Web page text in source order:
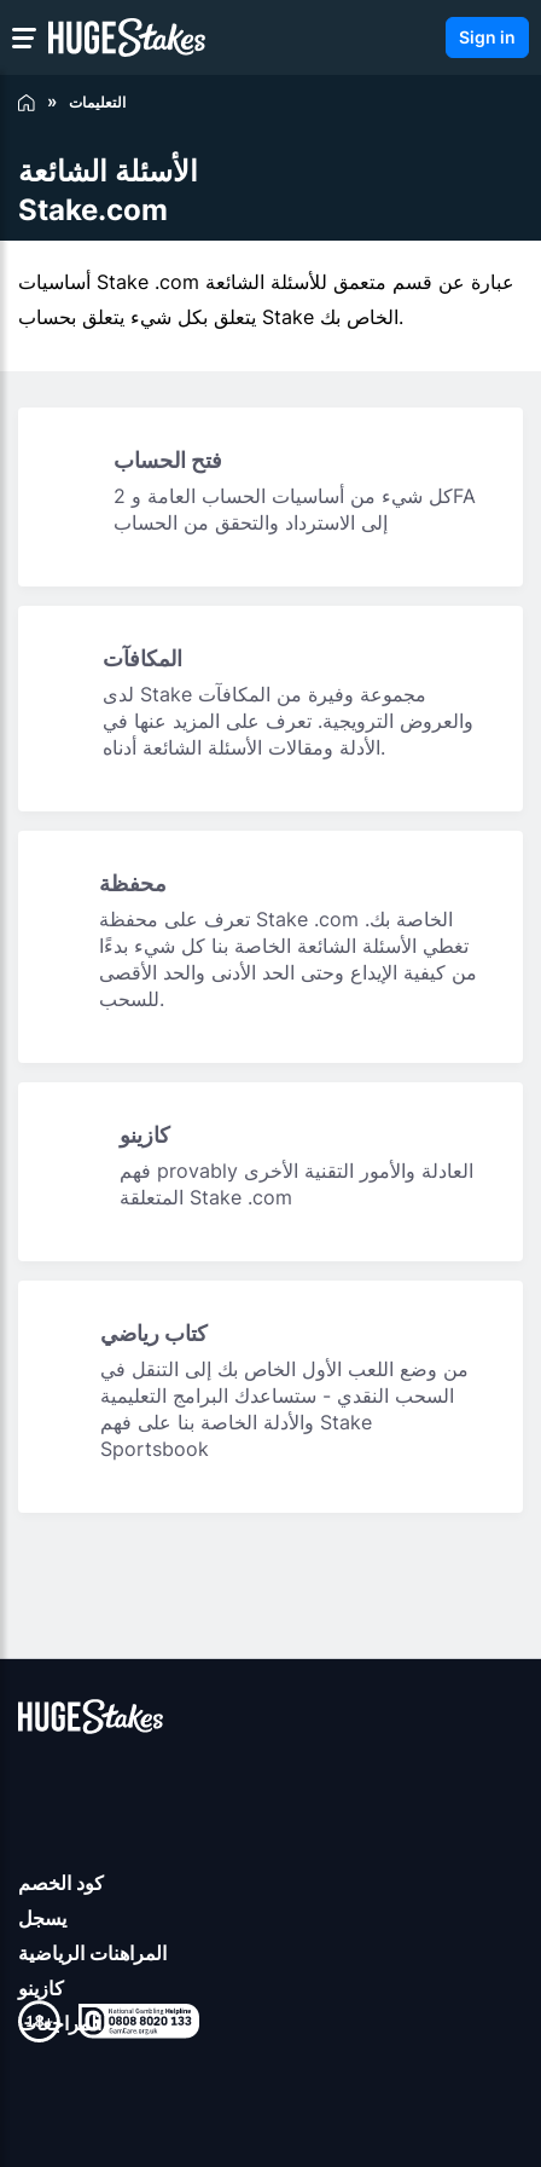
Sign in
التعليمات
الأسئلة الشائعة
Stake.com
أساسيات Stake .com عبارة عن قسم متعمق للأسئلة الشائعة
يتعلق بكل شيء يتعلق بحساب Stake الخاص بك.
فتح الحساب
كل شيء من أساسيات الحساب العامة و 2FA
إلى الاسترداد والتحقق من الحساب
المكافآت
لدى Stake مجموعة وفيرة من المكافآت
والعروض الترويجية. تعرف على المزيد عنها في
الأدلة ومقالات الأسئلة الشائعة أدناه.
محفظة
تعرف على محفظة Stake .com الخاصة بك.
تغطي الأسئلة الشائعة الخاصة بنا كل شيء بدءًا
من كيفية الإيداع وحتى الحد الأدنى والحد الأقصى
للسحب.
كازينو
فهم provably العادلة والأمور التقنية الأخرى
المتعلقة Stake .com
كتاب رياضي
من وضع اللعب الأول الخاص بك إلى التنقل في
السحب النقدي - ستساعدك البرامج التعليمية
والأدلة الخاصة بنا على فهم Stake
Sportsbook
كود الخصم
يسجل
المراهنات الرياضية
كازينو
المراجعات